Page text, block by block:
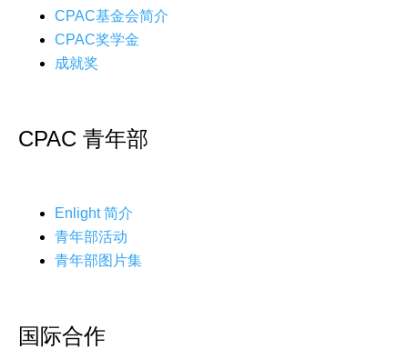
CPAC基金会简介
CPAC奖学金
成就奖
CPAC 青年部
Enlight 简介
青年部活动
青年部图片集
国际合作